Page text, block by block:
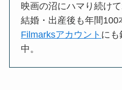
映画の沼にハマり続けて
結婚・出産後も年間100
Filmarksアカウント にも
中。